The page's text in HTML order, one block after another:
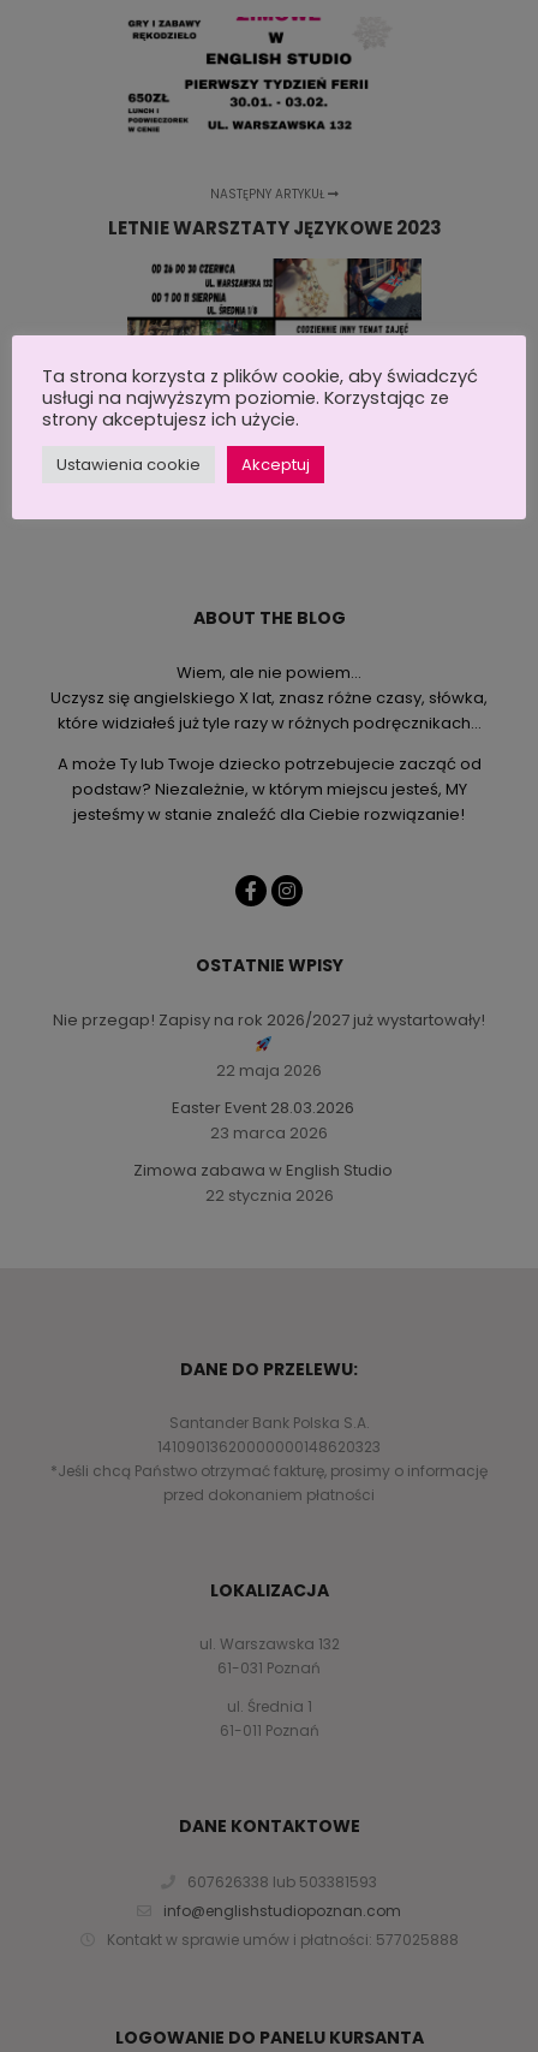
NASTĘPNY ARTYKUŁ
LETNIE WARSZTATY JĘZYKOWE 2023
ABOUT THE BLOG
Wiem, ale nie powiem…
Uczysz się angielskiego X lat, znasz różne czasy, słówka,
które widziałeś już tyle razy w różnych podręcznikach…
A może Ty lub Twoje dziecko potrzebujecie zacząć od
podstaw? Niezależnie, w którym miejscu jesteś, MY
jesteśmy w stanie znaleźć dla Ciebie rozwiązanie!
OSTATNIE WPISY
Nie przegap! Zapisy na rok 2026/2027 już wystartowały!
22 maja 2026
Easter Event 28.03.2026
23 marca 2026
Zimowa zabawa w English Studio
22 stycznia 2026
DANE DO PRZELEWU:
Santander Bank Polska S.A.
14109013620000000148620323
*Jeśli chcą Państwo otrzymać fakturę, prosimy o informację
przed dokonaniem płatności
LOKALIZACJA
ul. Warszawska 132
61-031 Poznań
ul. Średnia 1
61-011 Poznań
DANE KONTAKTOWE
607626338 lub 503381593
info@englishstudiopoznan.com
Kontakt w sprawie umów i płatności: 577025888
LOGOWANIE DO PANELU KURSANTA
Ta strona korzysta z plików cookie, aby świadczyć
usługi na najwyższym poziomie. Korzystając ze
strony akceptujesz ich użycie.
Ustawienia cookie Akceptuj